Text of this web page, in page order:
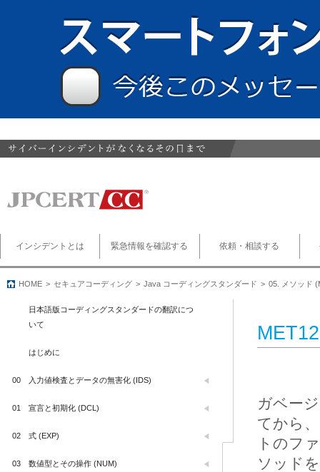
インシデントとは 緊急情報を確認する 依頼・相談する
HOME セキュアコーディング Java コーディングスタンダード 05. メソッド
ガベー
てから
トのフ
ソッド
日本語版コーディングスタンダードの翻訳につ
いて
はじめに
00 入力値検査とデータの無害化 (IDS)
01 宣言と初期化 (DCL)
02 式 (EXP)
03 数値型とその操作 (NUM)